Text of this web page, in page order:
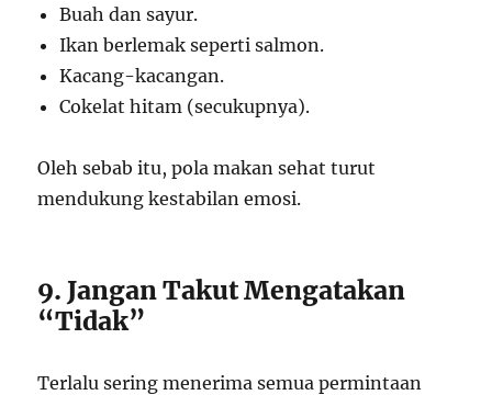
Buah dan sayur.
Ikan berlemak seperti salmon.
Kacang-kacangan.
Cokelat hitam (secukupnya).
Oleh sebab itu, pola makan sehat turut
mendukung kestabilan emosi.
9. Jangan Takut Mengatakan
“Tidak”
Terlalu sering menerima semua permintaan